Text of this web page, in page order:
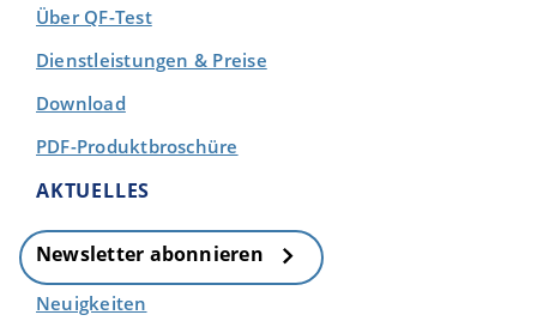
Über QF-Test
Dienstleistungen & Preise
Download
PDF-Produktbroschüre
AKTUELLES
Newsletter abonnieren
Neuigkeiten